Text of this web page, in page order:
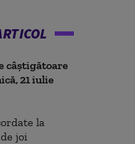
câștigătoare
21 iulie
la
joi